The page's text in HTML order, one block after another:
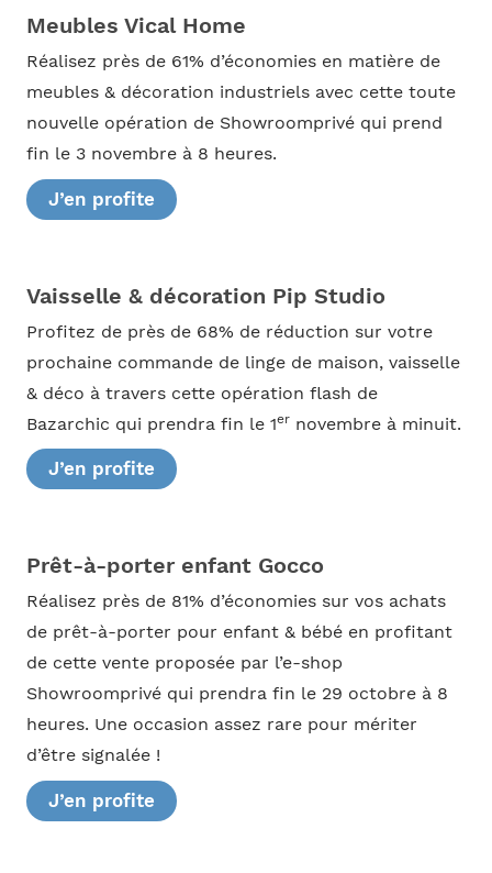
Meubles Vical Home
Réalisez près de 61% d’économies en matière de
meubles & décoration industriels avec cette toute
nouvelle opération de Showroomprivé qui prend
fin le 3 novembre à 8 heures.
J’en profite
Vaisselle & décoration Pip Studio
Profitez de près de 68% de réduction sur votre
prochaine commande de linge de maison, vaisselle
& déco à travers cette opération flash de
Bazarchic qui prendra fin le 1ernovembre à minuit.
J’en profite
Prêt-à-porter enfant Gocco
Réalisez près de 81% d’économies sur vos achats
de prêt-à-porter pour enfant & bébé en profitant
de cette vente proposée par l’e-shop
Showroomprivé qui prendra fin le 29 octobre à 8
heures. Une occasion assez rare pour mériter
d’être signalée !
J’en profite